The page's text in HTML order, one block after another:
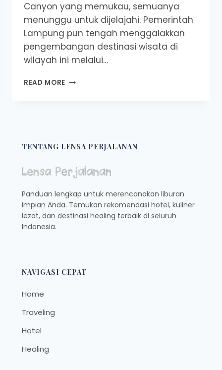
Canyon yang memukau, semuanya
menunggu untuk dijelajahi. Pemerintah
Lampung pun tengah menggalakkan
pengembangan destinasi wisata di
wilayah ini melalui…
READ MORE REKOMENDASI
WAY
YANG
RAMAH
KANTONG!
TENTANG LENSA PERJALANAN
Panduan lengkap untuk merencanakan liburan
impian Anda. Temukan rekomendasi hotel, kuliner
lezat, dan destinasi healing terbaik di seluruh
Indonesia.
NAVIGASI CEPAT
Home
Traveling
Hotel
Healing